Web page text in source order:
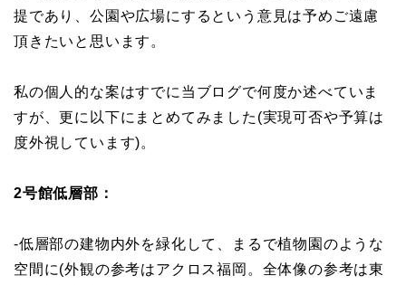
提であり、公園や広場にするという意見は予めご遠慮
頂きたいと思います。
私の個人的な案はすでに当ブログで何度か述べていま
すが、更に以下にまとめてみました(実現可否や予算は
度外視しています)。
2号館低層部：
-低層部の建物内外を緑化して、まるで植物園のような
空間に(外観の参考はアクロス福岡。全体像の参考は東